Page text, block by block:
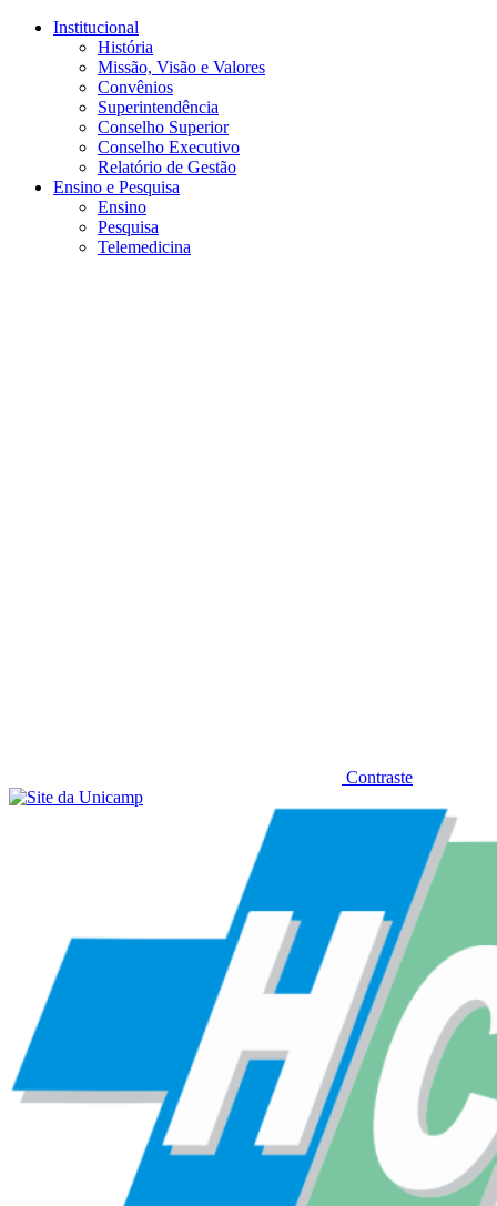
Conteúdo principal
Institucional
História
Missão, Visão e Valores
Convênios
Superintendência
Conselho Superior
Conselho Executivo
Relatório de Gestão
Ensino e Pesquisa
Ensino
Pesquisa
Telemedicina
Contraste